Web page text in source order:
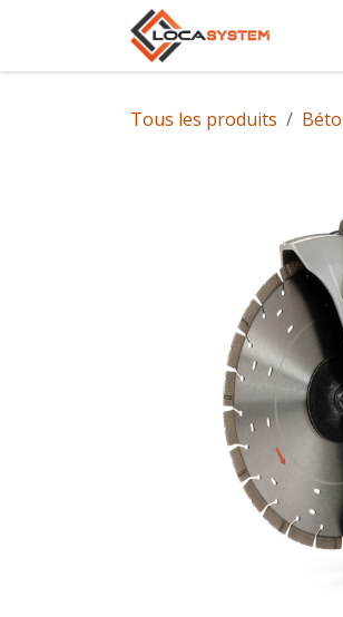
Se rendre au contenu
Tous les produits